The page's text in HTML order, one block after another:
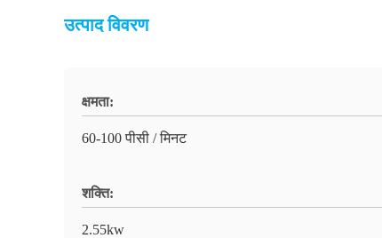
उत्पाद विवरण
क्षमता:
60-100 पीसी / मिनट
शक्ति:
2.55kw